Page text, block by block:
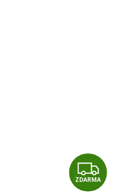
ZDARMA